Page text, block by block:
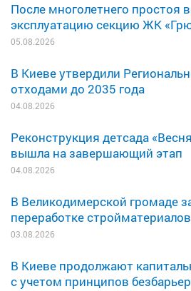
После многолетнего простоя
эксплуатацию секцию ЖК
05.08.2026
В Киеве утвердили
отходами до 2035 года
04.08.2026
Реконструкция детсада
вышла на завершающий этап
04.08.2026
В Великодимерской громаде
переработке стройматериалов
03.08.2026
В Киеве продолжают
с учетом принципов